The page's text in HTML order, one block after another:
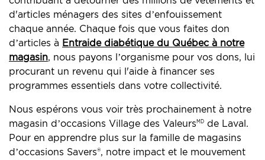
d'articles ménagers des sites d’enfouissement
chaque année. Chaque fois que vous faites don
d’articles à Entraide diabétique du Québec à notre
magasin, nous payons l’organisme pour vos dons, lui
procurant un revenu qui l'aide à financer ses
programmes essentiels dans votre collectivité.
Nous espérons vous voir très prochainement à notre
magasin d’occasions Village des Valeurs MD de Laval.
Pour en apprendre plus sur la famille de magasins
d’occasions Savers®, notre impact et le mouvement